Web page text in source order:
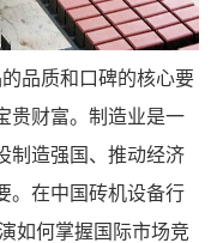
品质和口碑的核心要
贵财富。制造业是一
制造强国、推动经济
。在中国砖机设备行
如何掌握国际市场竞